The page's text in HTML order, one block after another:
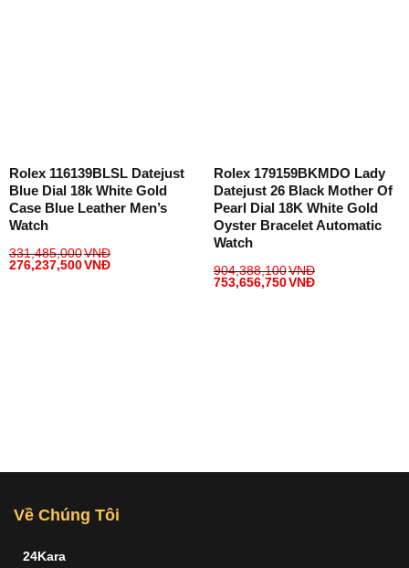
Rolex 116139BLSL Datejust
Blue Dial 18k White Gold
Case Blue Leather Men’s
Watch
331,485,000VNĐ
276,237,500VNĐ
Rolex 179159BKMDO Lady
Datejust 26 Black Mother Of
Pearl Dial 18K White Gold
Oyster Bracelet Automatic
Watch
904,388,100VNĐ
753,656,750VNĐ
Về Chúng Tôi
24Kara